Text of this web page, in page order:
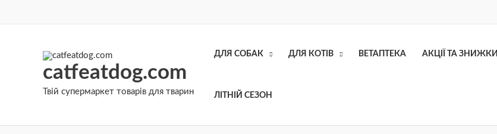
catfeatdog.com
Твій супермаркет товарів для тварин
ДЛЯ СОБАК ДЛЯ КОТІВ ВЕТАПТЕКА АКЦІЇ ТА ЗНИЖКИ
ЛІТНІЙ СЕЗОН